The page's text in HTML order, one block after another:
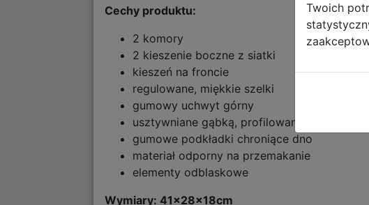
Cechy produktu:
2 komory
2 kieszenie boczne z siatki
kieszeń na froncie
regulowane, miękkie szelki
gumowy uchwyt górny
usztywniane gąbką, profilowane plecy
gumowe podkładki chroniące dno
materiał odporny na przemakanie
elementy odblaskowe
Wymiary: 41x28x18cm
Twoich